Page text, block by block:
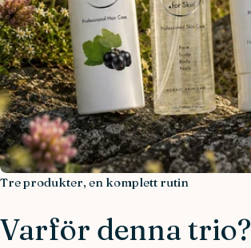
Tre produkter, en komplett rutin
Varför denna trio?